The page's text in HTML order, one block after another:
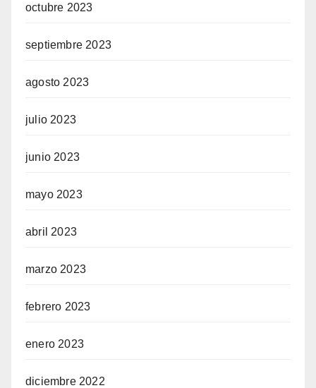
octubre 2023
septiembre 2023
agosto 2023
julio 2023
junio 2023
mayo 2023
abril 2023
marzo 2023
febrero 2023
enero 2023
diciembre 2022